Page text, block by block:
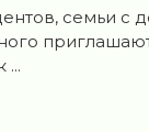
семьи с
...